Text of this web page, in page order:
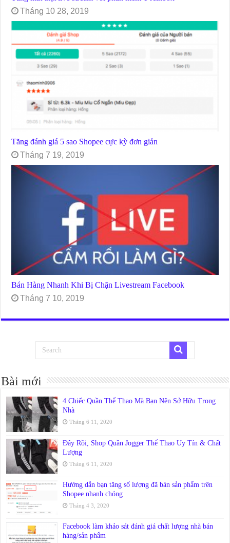
Tháng 10 28, 2019
Tăng đánh giá 5 sao Shopee cực kỳ đơn giản
Tháng 7 19, 2019
Bán Hàng Nhanh Khi Bị Chặn Livestream Facebook
Tháng 7 10, 2019
Bài mới
4 Chiếc Quần Thể Thao Mà Bạn Nên Sở Hữu Trong
Nhà
Tháng 6 11, 2020
Đây Rồi, Shop Quần Jogger Thể Thao Uy Tín & Chất
Lượng
Tháng 6 11, 2020
Hướng dẫn bạn tăng số lượng đã bán sản phẩm trên
Shopee nhanh chóng
Tháng 4 3, 2020
Facebook làm khảo sát đánh giá chất lượng nhà bán
hàng/sản phẩm